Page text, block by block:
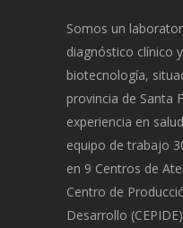
Somos un
diagnóstico clínico
biotecnología,
provincia de Santa
experiencia en
equipo de trabajo
en 9 Centros de
Centro de
Desarrollo